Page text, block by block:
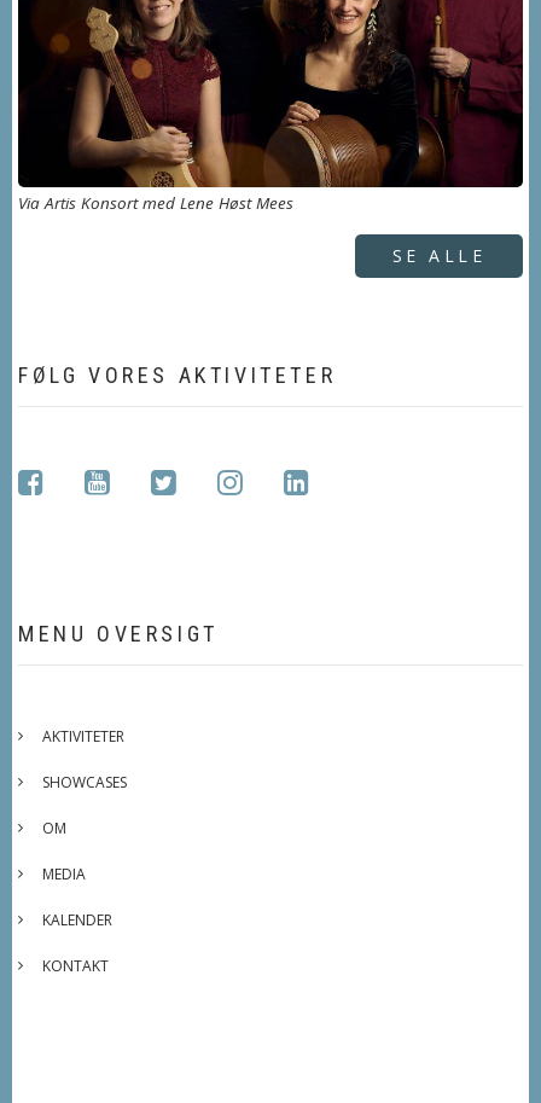
Via Artis Konsort med Lene Høst Mees
SE ALLE
FØLG VORES AKTIVITETER
facebookyoutubetwitterinstagramlinkedin
MENU OVERSIGT
AKTIVITETER
SHOWCASES
OM
MEDIA
KALENDER
KONTAKT